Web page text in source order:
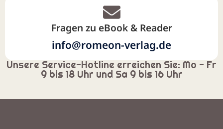
Fragen zu eBook & Reader
info@romeon-verlag.de
Unsere Service-Hotline erreichen Sie: Mo - Fr
9 bis 18 Uhr und Sa 9 bis 16 Uhr